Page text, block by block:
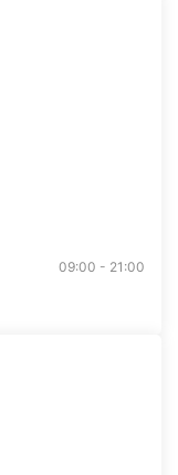
09:00 - 21:00